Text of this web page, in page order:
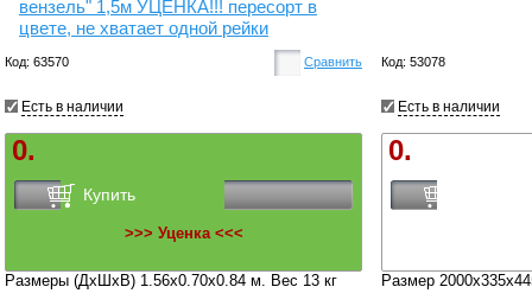
вензель" 1,5м УЦЕНКА!!! пересорт в
цвете, не хватает одной рейки
Код: 63570 Сравнить
Есть в наличии
0.
Купить
>>> Уценка <<<
Размеры (ДхШхВ) 1.56х0.70х0.84 м. Вес 13 кг
Код: 53078
Есть в наличии
0.
Размер